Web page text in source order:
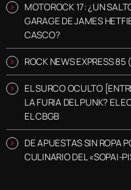
MOTOROCK 17: ¿UN
GARAGE DE JAMES
CASCO?
ROCK NEWS EXPRESS
EL SURCO OCULTO
LA FURIA DEL PUNK? EL
EL CBGB
DE APUESTAS SIN ROPA
CULINARIO DEL «SOPAI-